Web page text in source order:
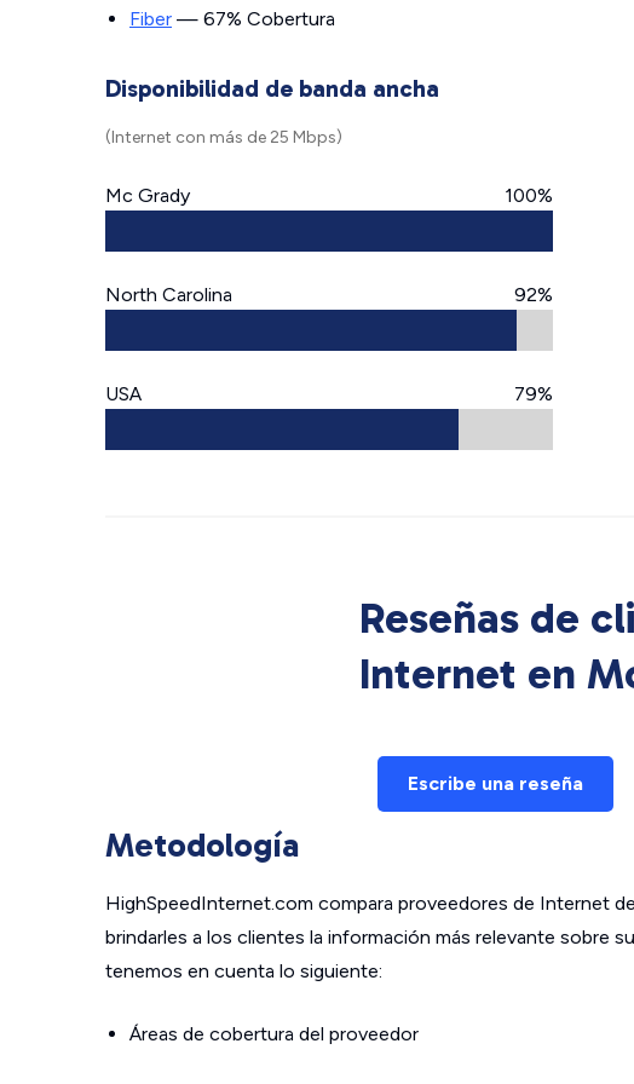
Fiber — 67% Cobertura
Disponibilidad de banda ancha
(Internet con más de 25 Mbps)
Mc Grady 100%
North Carolina 92%
USA 79%
Reseñas de
Internet en
Escribe una reseña
Metodología
HighSpeedInternet.com compara proveedores de Internet
brindarles a los clientes la información más relevante sobre
tenemos en cuenta lo siguiente:
Áreas de cobertura del proveedor